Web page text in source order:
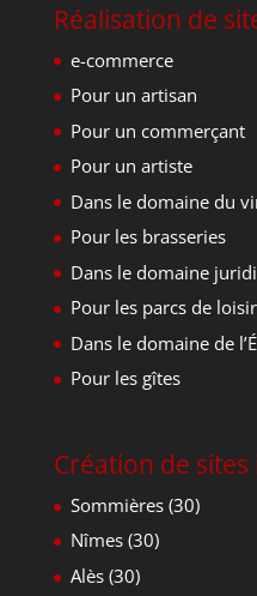
Réalisation de
e-commerce
Pour un artisan
Pour un commerçant
Pour un artiste
Dans le domaine du
Pour les brasseries
Dans le domaine
Pour les parcs de
Dans le domaine de
Pour les gîtes
Création de
Sommières (30)
Nîmes (30)
Alès (30)